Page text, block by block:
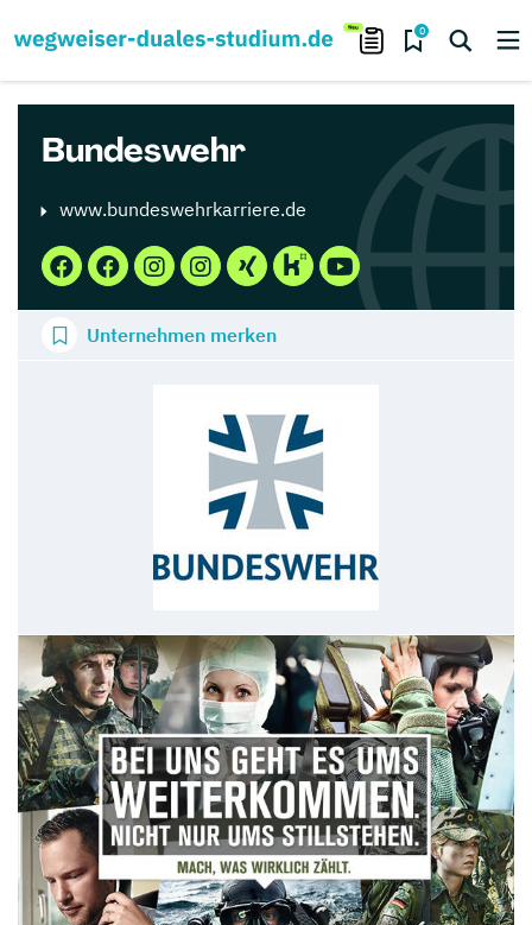
0
Bundeswehr
www.bundeswehrkarriere.de
Unternehmen merken